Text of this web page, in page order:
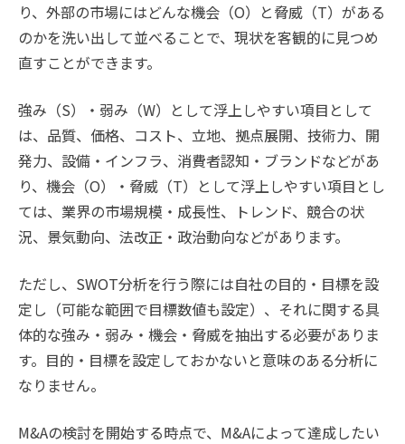
り、外部の市場にはどんな機会（O）と脅威（T）がある
のかを洗い出して並べることで、現状を客観的に見つめ
直すことができます。
強み（S）・弱み（W）として浮上しやすい項目として
は、品質、価格、コスト、立地、拠点展開、技術力、開
発力、設備・インフラ、消費者認知・ブランドなどがあ
り、機会（O）・脅威（T）として浮上しやすい項目とし
ては、業界の市場規模・成長性、トレンド、競合の状
況、景気動向、法改正・政治動向などがあります。
ただし、SWOT分析を行う際には自社の目的・目標を設
定し（可能な範囲で目標数値も設定）、それに関する具
体的な強み・弱み・機会・脅威を抽出する必要がありま
す。目的・目標を設定しておかないと意味のある分析に
なりません。
M&Aの検討を開始する時点で、M&Aによって達成したい